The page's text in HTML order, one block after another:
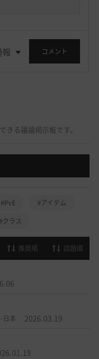
報 コメント
る議論掲示板です。
#PvE
#アイテム
#クラス
推奨順 話題順
日本 2026.03.19